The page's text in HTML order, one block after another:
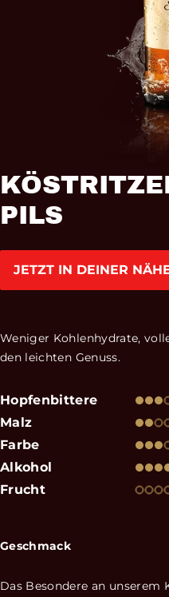
PILS
JETZT IN DEINER
Weniger Kohlenhydrate,
den leichten Genuss.
Hopfenbittere
Malz
Farbe
Alkohol
Frucht
Geschmack
Das Besondere an unserem